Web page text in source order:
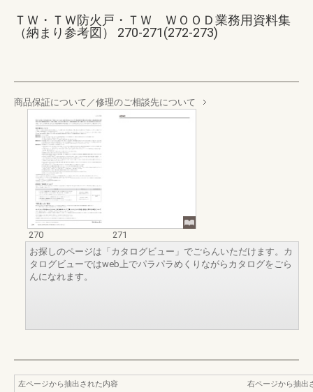
ＴＷ・ＴＷ防火戸・ＴＷ ＷＯＯＤ業務用資料集
（納まり参考図） 270-271(272-273)
商品保証について／修理のご相談先について
270
271
お探しのページは「カタログビュー」でごらんいただけます。カ
タログビューではweb上でパラパラめくりながらカタログをごら
んになれます。
左ページから抽出された内容
右ページから抽出